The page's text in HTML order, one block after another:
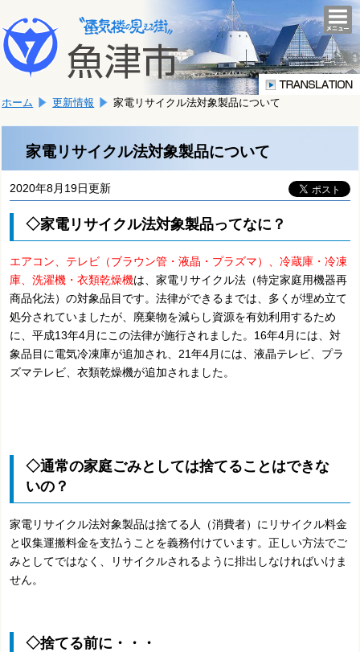
文
へ
移
ま
す。
こ
か
文
ホーム 更新情報 家電リサイクル法対象製品について
家電リサイクル法対象製品について
2020年8月19日更新
◇家電リサイクル法対象製品ってなに？
エアコン、テレビ（ブラウン管・液晶・プラズマ）、冷蔵庫・冷凍
庫、洗濯機・衣類乾燥機は、家電リサイクル法（特定家庭用機器再
商品化法）の対象品目です。法律ができるまでは、多くが埋め立て
処分されていましたが、廃棄物を減らし資源を有効利用するため
に、平成13年4月にこの法律が施行されました。16年4月には、対
象品目に電気冷凍庫が追加され、21年4月には、液晶テレビ、プラ
ズマテレビ、衣類乾燥機が追加されました。
◇通常の家庭ごみとしては捨てることはできな
いの？
家電リサイクル法対象製品は捨てる人（消費者）にリサイクル料金
と収集運搬料金を支払うことを義務付けています。正しい方法でご
みとしてではなく、リサイクルされるように排出しなければいけま
せん。
◇捨てる前に・・・